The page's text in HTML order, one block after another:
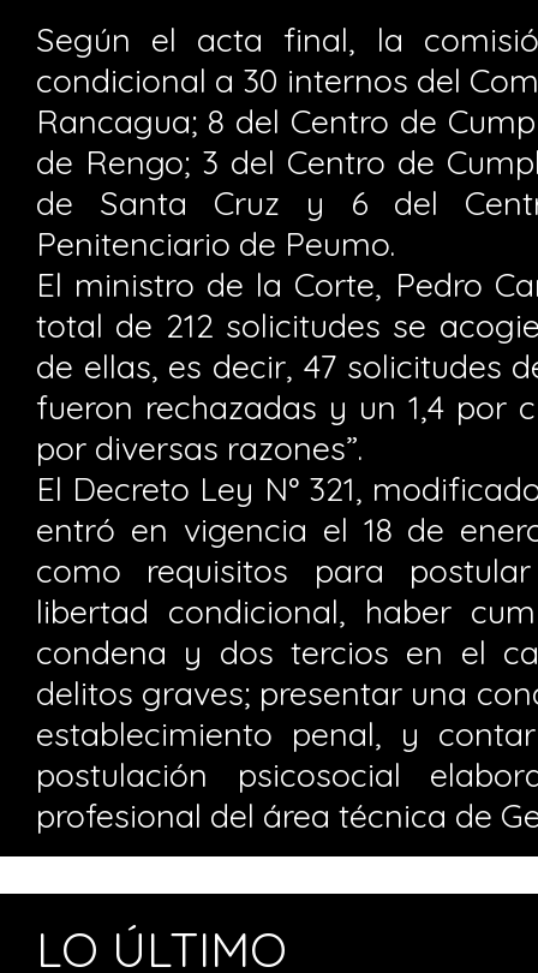
Según el acta final, la
condicional a 30 internos del
Rancagua; 8 del Centro de
de Rengo; 3 del Centro de
de Santa Cruz y 6 del
Penitenciario de Peumo.
El ministro de la Corte, Pedro
total de 212 solicitudes se
de ellas, es decir, 47 solicitudes
fueron rechazadas y un 1,4 por
por diversas razones”.
El Decreto Ley N° 321,
entró en vigencia el 18 de
como requisitos para
libertad condicional, haber
condena y dos tercios en el
delitos graves; presentar una
establecimiento penal, y
postulación psicosocial
profesional del área técnica de
LO ÚLTIMO